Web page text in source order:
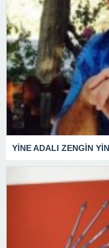
YİNE ADALI ZENGİN